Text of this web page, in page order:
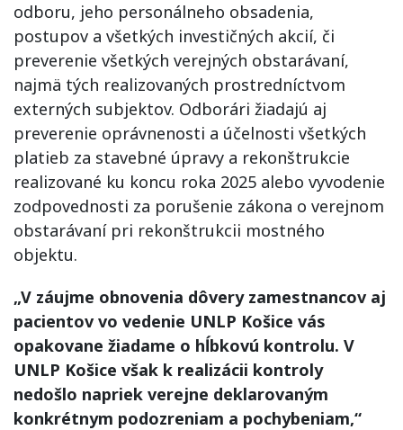
odboru, jeho personálneho obsadenia,
postupov a všetkých investičných akcií, či
preverenie všetkých verejných obstarávaní,
najmä tých realizovaných prostredníctvom
externých subjektov. Odborári žiadajú aj
preverenie oprávnenosti a účelnosti všetkých
platieb za stavebné úpravy a rekonštrukcie
realizované ku koncu roka 2025 alebo vyvodenie
zodpovednosti za porušenie zákona o verejnom
obstarávaní pri rekonštrukcii mostného
objektu.
„V záujme obnovenia dôvery zamestnancov aj
pacientov vo vedenie UNLP Košice vás
opakovane žiadame o hĺbkovú kontrolu. V
UNLP Košice však k realizácii kontroly
nedošlo napriek verejne deklarovaným
konkrétnym podozreniam a pochybeniam,“